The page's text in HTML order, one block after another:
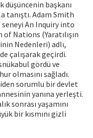
başkanı
tanıştı. Adam Smith
An Inquiry into
Nations (Yaratılışın
Nedenleri) adlı,
çalışarak geçirdi.
gördü ve
olmasını sağladı.
sorumlu bir devlet
yanına yerleşti.
sonrası yaşamını
bir kısmını gizli